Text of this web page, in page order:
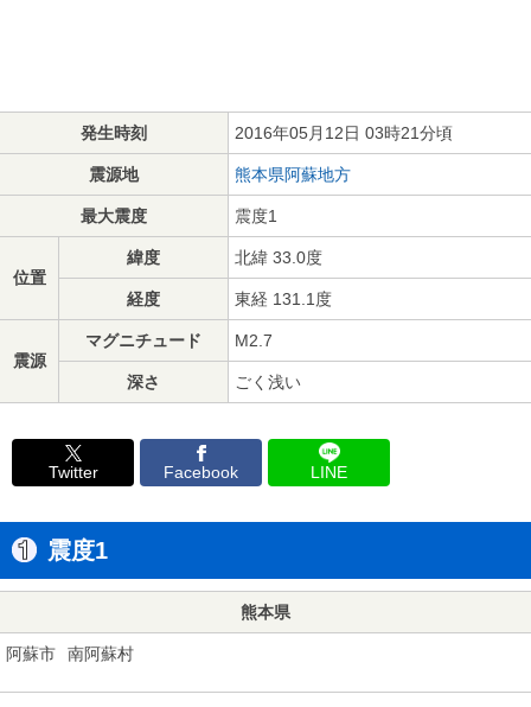
発生時刻 2016年05月12日 03時21分頃
震源地 熊本県阿蘇地方
最大震度 震度1
位置
緯度 北緯 33.0度
経度 東経 131.1度
震源
マグニチュード M2.7
深さ ごく浅い
Twitter Facebook LINE
震度1
熊本県
阿蘇市 南阿蘇村